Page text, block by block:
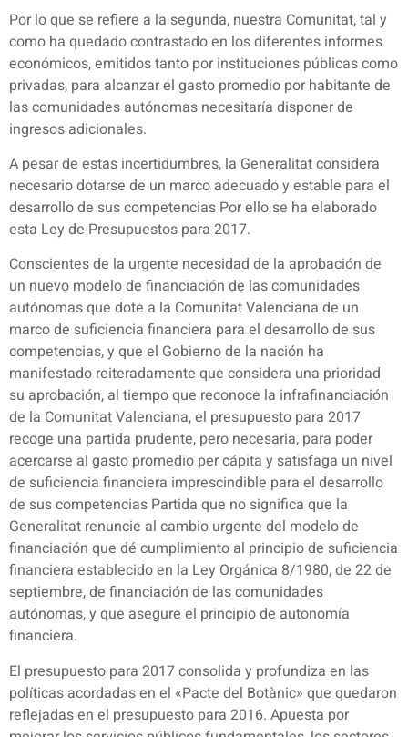
Por lo que se refiere a la segunda, nuestra Comunitat, tal y
como ha quedado contrastado en los diferentes informes
económicos, emitidos tanto por instituciones públicas como
privadas, para alcanzar el gasto promedio por habitante de
las comunidades autónomas necesitaría disponer de
ingresos adicionales.
A pesar de estas incertidumbres, la Generalitat considera
necesario dotarse de un marco adecuado y estable para el
desarrollo de sus competencias Por ello se ha elaborado
esta Ley de Presupuestos para 2017.
Conscientes de la urgente necesidad de la aprobación de
un nuevo modelo de financiación de las comunidades
autónomas que dote a la Comunitat Valenciana de un
marco de suficiencia financiera para el desarrollo de sus
competencias, y que el Gobierno de la nación ha
manifestado reiteradamente que considera una prioridad
su aprobación, al tiempo que reconoce la infrafinanciación
de la Comunitat Valenciana, el presupuesto para 2017
recoge una partida prudente, pero necesaria, para poder
acercarse al gasto promedio per cápita y satisfaga un nivel
de suficiencia financiera imprescindible para el desarrollo
de sus competencias Partida que no significa que la
Generalitat renuncie al cambio urgente del modelo de
financiación que dé cumplimiento al principio de suficiencia
financiera establecido en la Ley Orgánica 8/1980, de 22 de
septiembre, de financiación de las comunidades
autónomas, y que asegure el principio de autonomía
financiera.
El presupuesto para 2017 consolida y profundiza en las
políticas acordadas en el «Pacte del Botànic» que quedaron
reflejadas en el presupuesto para 2016. Apuesta por